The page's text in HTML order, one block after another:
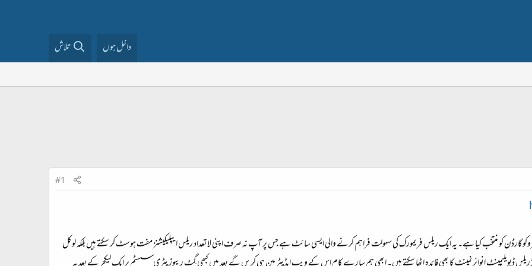
داخل ہوں تلاش
#1
کو منتخب کیا ہے۔ یہ ایک ریلس فریمورک کی سہولت فراہم کرنے والی ایسی سائٹ ہے جس پر آپ نہ صرف اپنی لا تعداد ریلس ایپلیکیشنز مفت ہوسٹ کر سکتے ہیں بلکہ لوکل